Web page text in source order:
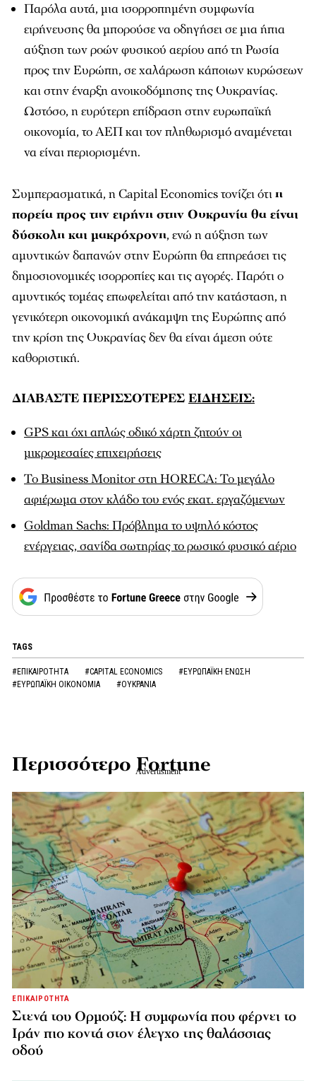
Παρόλα αυτά, μια ισορροπημένη συμφωνία
ειρήνευσης θα μπορούσε να οδηγήσει σε μια ήπια
αύξηση των ροών φυσικού αερίου από τη Ρωσία
προς την Ευρώπη, σε χαλάρωση κάποιων κυρώσεων
και στην έναρξη ανοικοδόμησης της Ουκρανίας.
Ωστόσο, η ευρύτερη επίδραση στην ευρωπαϊκή
οικονομία, το ΑΕΠ και τον πληθωρισμό αναμένεται
να είναι περιορισμένη.
Συμπερασματικά, η Capital Economics τονίζει ότιη
πορεία προς την ειρήνη στην Ουκρανία θα είναι
δύσκολη και μακρόχρονη, ενώ η αύξηση των
αμυντικών δαπανών στην Ευρώπη θα επηρεάσει τις
δημοσιονομικές ισορροπίες και τις αγορές. Παρότι ο
αμυντικός τομέας επωφελείται από την κατάσταση, η
γενικότερη οικονομική ανάκαμψη της Ευρώπης από
την κρίση της Ουκρανίας δεν θα είναι άμεση ούτε
καθοριστική.
ΔΙΑΒΑΣΤΕ ΠΕΡΙΣΣΟΤΕΡΕΣ ΕΙΔΗΣΕΙΣ:
GPS και όχι απλώς οδικό χάρτη ζητούν οι
μικρομεσαίες επιχειρήσεις
To Βusiness Monitor στη HORECA: Το μεγάλο
αφιέρωμα στον κλάδο του ενός εκατ. εργαζόμενων
Goldman Sachs: Πρόβλημα το υψηλό κόστος
ενέργειας, σανίδα σωτηρίας το ρωσικό φυσικό αέριο
TAGS
#ΕΠΙΚΑΙΡΟΤΗΤΑ #CAPITAL ECONOMICS
#ΕΥΡΩΠΑΪΚΗ ΕΝΩΣΗ
#ΕΥΡΩΠΑΪΚΗ ΟΙΚΟΝΟΜΙΑ
#ΟΥΚΡΑΝΙΑ
Περισσότερο Fortune
ΕΠΙΚΑΙΡΟΤΗΤΑ
Στενά του Ορμούζ: Η συμφωνία που φέρνει το
Ιράν πιο κοντά στον έλεγχο της θαλάσσιας
οδού